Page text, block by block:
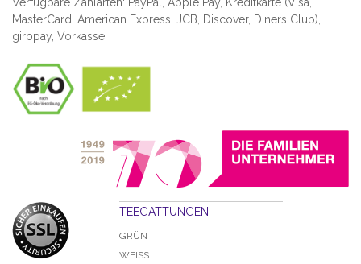
MasterCard, American Express, JCB, Discover, Diners Club),
giropay, Vorkasse.
TEEGATTUNGEN
GRÜN
WEISS